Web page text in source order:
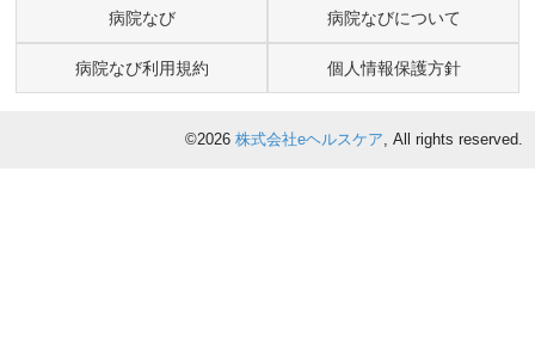
病院なび 病院なびについて
病院なび利用規約 個人情報保護方針
©2026 株式会社eヘルスケア , All rights reserved.